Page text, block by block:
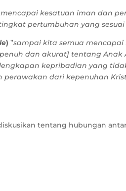
kesatuan iman dan
pertumbuhan yang
)”sampai kita semua
dan akurat] tentang
kepribadian yang
perawakan dari kepenuhan
tentang hubungan